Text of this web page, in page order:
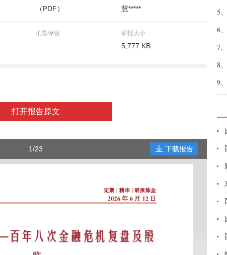
（PDF） 慧*****
推荐评级 研报大小
5,777 KB
打开报告原文
1/23 下载报告
5、
6、
7、
8、
9、